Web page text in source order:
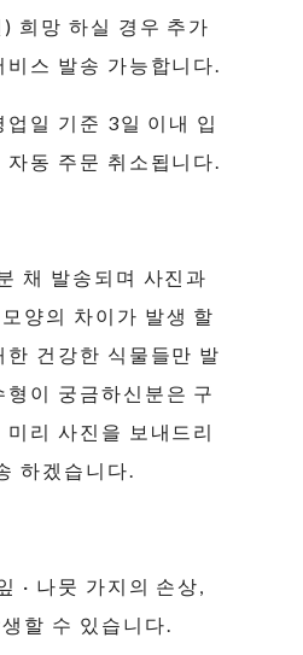
희망 하실 경우 추가
스 발송 가능합니다.
업일 기준 3일 이내 입
동 주문 취소됩니다.
채 발송되며 사진과
양의 차이가 발생 할
한 건강한 식물들만 발
형이 궁금하신분은 구
리 사진을 보내드리
하겠습니다.
· 나뭇 가지의 손상,
할 수 있습니다.